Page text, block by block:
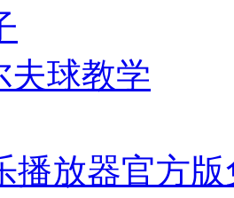
夫球教学
播放器官方版